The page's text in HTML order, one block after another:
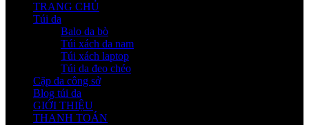
TRANG CHỦ
Túi da
Balo da bò
Túi xách da nam
Túi xách laptop
Túi da đeo chéo
Cặp da công sở
Blog túi da
GIỚI THIỆU
THANH TOÁN